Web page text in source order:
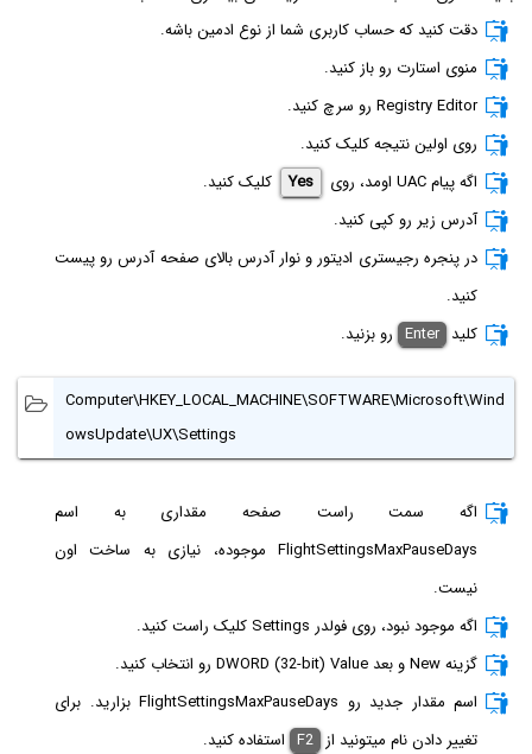
دقت کنید که حساب کاربری شما از نوع ادمین باشه.
منوی استارت رو باز کنید.
Registry Editor رو سرچ کنید.
روی اولین نتیجه کلیک کنید.
اگه پیام UAC اومد، روی
Yes
کلیک کنید.
آدرس زیر رو کپی کنید.
در پنجره رجیستری ادیتور و نوار آدرس بالای صفحه آدرس رو پیست
کنید.
کلید Enter رو بزنید.
Computer\HKEY_LOCAL_MACHINE\SOFTWARE\Microsoft\Wind
owsUpdate\UX\Settings
اگه سمت راست صفحه مقداری به اسم
FlightSettingsMaxPauseDays موجوده، نیازی به ساخت اون
نیست.
اگه موجود نبود، روی فولدر Settings کلیک راست کنید.
گزینه New و بعد DWORD (32-bit) Value رو انتخاب کنید.
اسم مقدار جدید رو FlightSettingsMaxPauseDays بزارید. برای
تغییر دادن نام میتونید از F2 استفاده کنید.